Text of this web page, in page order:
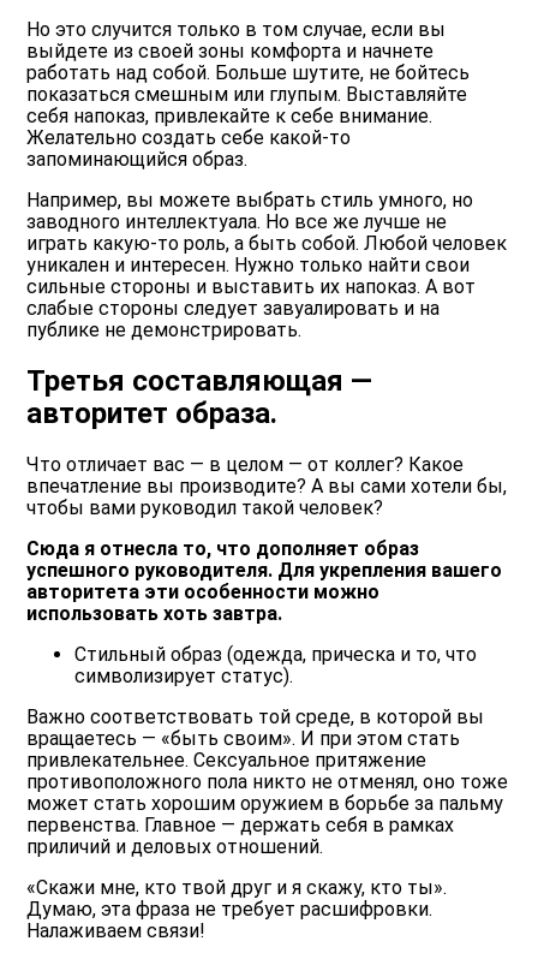
Но это случится только в том случае, если вы
выйдете из своей зоны комфорта и начнете
работать над собой. Больше шутите, не бойтесь
показаться смешным или глупым. Выставляйте
себя напоказ, привлекайте к себе внимание.
Желательно создать себе какой-то
запоминающийся образ.
Например, вы можете выбрать стиль умного, но
заводного интеллектуала. Но все же лучше не
играть какую-то роль, а быть собой. Любой человек
уникален и интересен. Нужно только найти свои
сильные стороны и выставить их напоказ. А вот
слабые стороны следует завуалировать и на
публике не демонстрировать.
Третья составляющая —
авторитет образа.
Что отличает вас — в целом — от коллег? Какое
впечатление вы производите? А вы сами хотели бы,
чтобы вами руководил такой человек?
Сюда я отнесла то, что дополняет образ
успешного руководителя. Для укрепления вашего
авторитета эти особенности можно
использовать хоть завтра.
Стильный образ (одежда, прическа и то, что
символизирует статус).
Важно соответствовать той среде, в которой вы
вращаетесь — «быть своим». И при этом стать
привлекательнее. Сексуальное притяжение
противоположного пола никто не отменял, оно тоже
может стать хорошим оружием в борьбе за пальму
первенства. Главное — держать себя в рамках
приличий и деловых отношений.
«Скажи мне, кто твой друг и я скажу, кто ты».
Думаю, эта фраза не требует расшифровки.
Налаживаем связи!